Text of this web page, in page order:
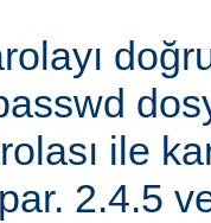
ile
2.4.5